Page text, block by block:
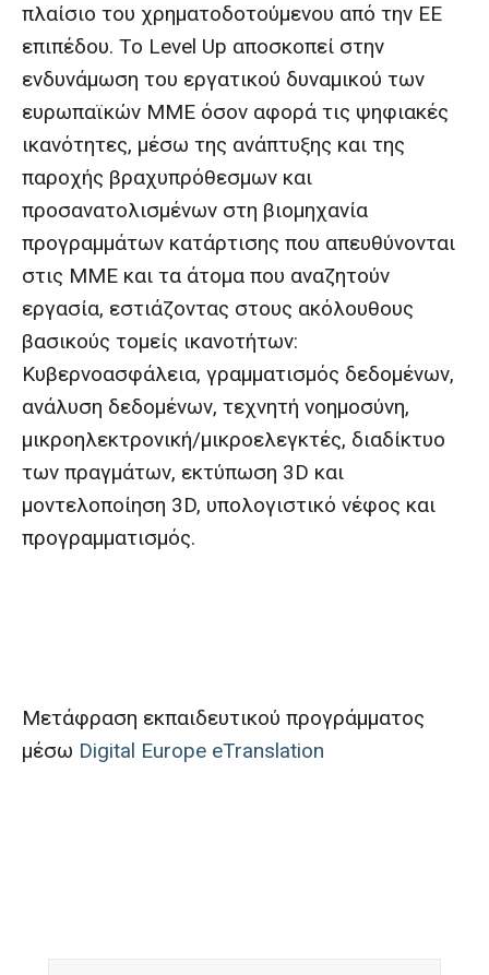
πλαίσιο του χρηματοδοτούμενου από την ΕΕ
επιπέδου. Το Level Up αποσκοπεί στην
ενδυνάμωση του εργατικού δυναμικού των
ευρωπαϊκών ΜΜΕ όσον αφορά τις ψηφιακές
ικανότητες, μέσω της ανάπτυξης και της
παροχής βραχυπρόθεσμων και
προσανατολισμένων στη βιομηχανία
προγραμμάτων κατάρτισης που απευθύνονται
στις ΜΜΕ και τα άτομα που αναζητούν
εργασία, εστιάζοντας στους ακόλουθους
βασικούς τομείς ικανοτήτων:
Κυβερνοασφάλεια, γραμματισμός δεδομένων,
ανάλυση δεδομένων, τεχνητή νοημοσύνη,
μικροηλεκτρονική/μικροελεγκτές, διαδίκτυο
των πραγμάτων, εκτύπωση 3D και
μοντελοποίηση 3D, υπολογιστικό νέφος και
προγραμματισμός.
Μετάφραση εκπαιδευτικού προγράμματος
μέσω Digital Europe eTranslation